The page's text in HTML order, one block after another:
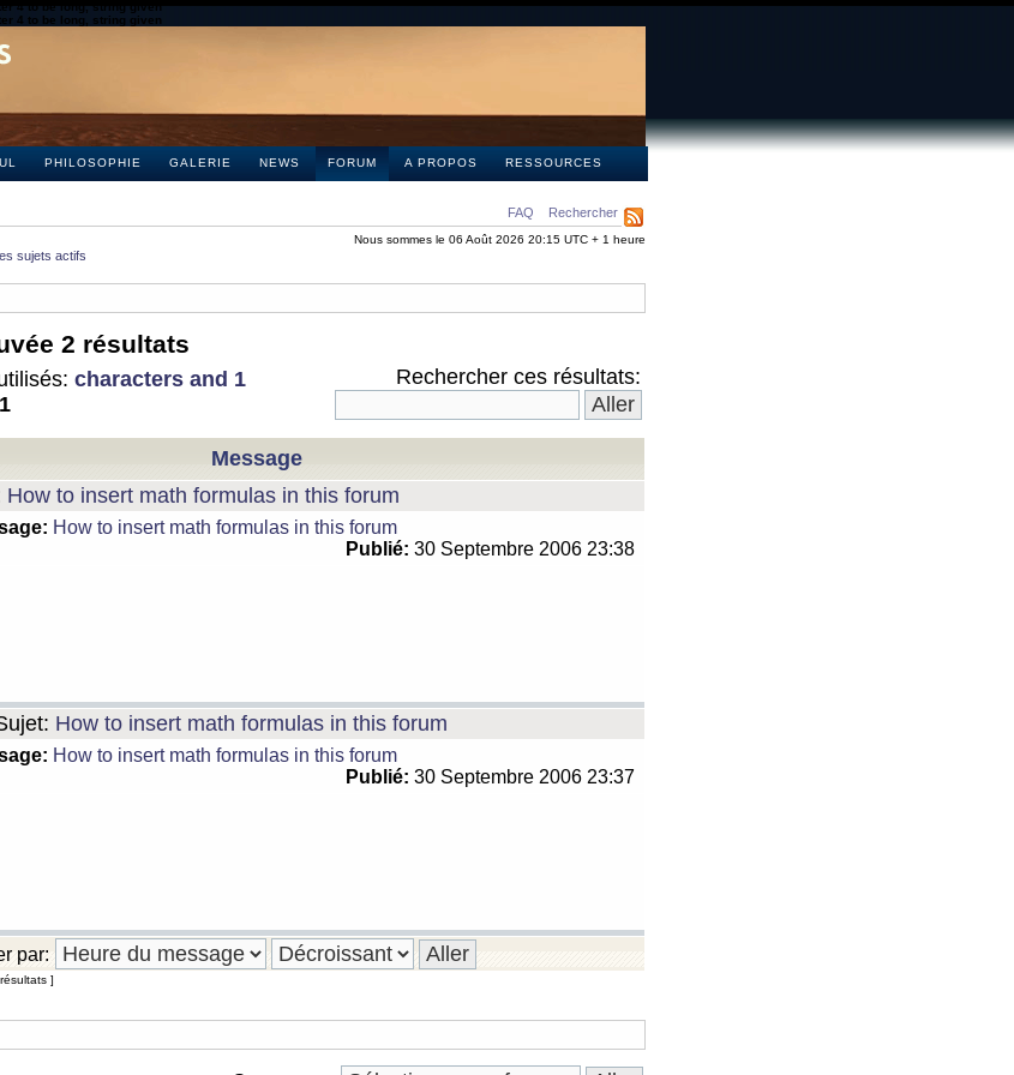
4 to be long, string given
4 to be long, string given
PHILOSOPHIE GALERIE NEWS FORUM A PROPOS RESSOURCES
FAQ Rechercher
Nous sommes le 06 Août 2026 20:15 UTC + 1 heure
sujets actifs
2 résultats
characters and 1
Rechercher ces résultats:
Message
How to insert math formulas in this forum
How to insert math formulas in this forum
Publié: 30 Septembre 2006 23:38
How to insert math formulas in this forum
How to insert math formulas in this forum
Publié: 30 Septembre 2006 23:37
par:
]